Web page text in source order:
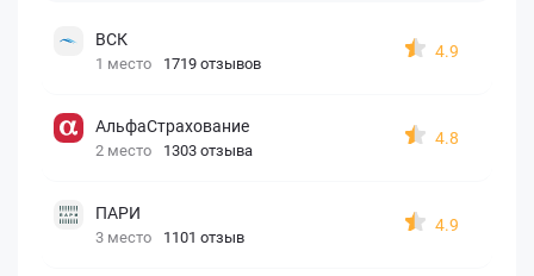
ВСК
1 место 1719 отзывов
4.9
АльфаСтрахование
2 место 1303 отзыва
4.8
ПАРИ
3 место 1101 отзыв
4.9